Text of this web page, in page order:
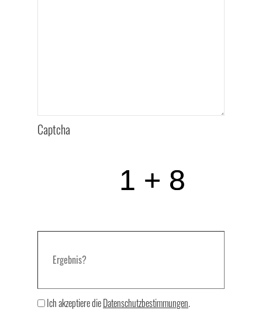
Captcha
Ich akzeptiere dieDatenschutzbestimmungen.